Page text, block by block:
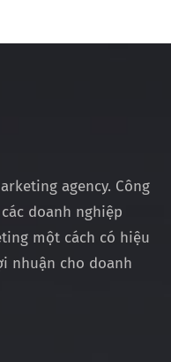
agency. Công
doanh nghiệp
một cách có hiệu
nhuận cho doanh